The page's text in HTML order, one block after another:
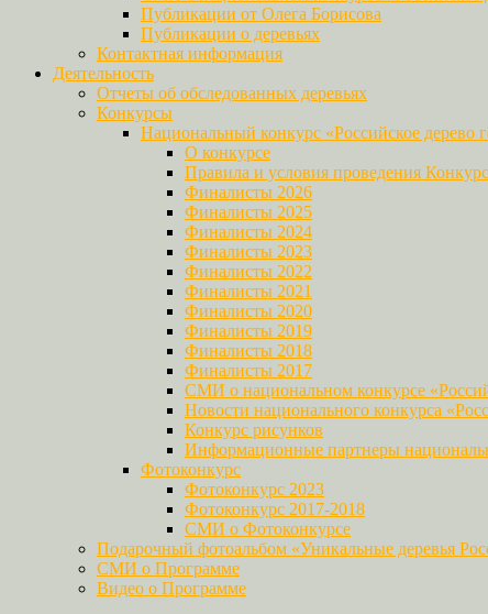
Публикации от Олега Борисова
Публикации о деревьях
Контактная информация
Деятельность
Отчеты об обследованных деревьях
Конкурсы
Национальный конкурс «Российское дерево
О конкурсе
Правила и условия проведения
Финалисты 2026
Финалисты 2025
Финалисты 2024
Финалисты 2023
Финалисты 2022
Финалисты 2021
Финалисты 2020
Финалисты 2019
Финалисты 2018
Финалисты 2017
СМИ о национальном конкурсе
Новости национального конкурса
Конкурс рисунков
Информационные партнеры
Фотоконкурс
Фотоконкурс 2023
Фотоконкурс 2017-2018
СМИ о Фотоконкурсе
Подарочный фотоальбом «Уникальные деревья
СМИ о Программе
Видео о Программе